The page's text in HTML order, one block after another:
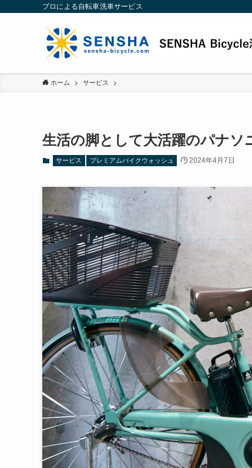
プロによる自転車洗車サービス
ホーム サービス
生活の脚として大活躍のパナソ
サービス プレミアムバイクウォッシュ 2024年4月7日